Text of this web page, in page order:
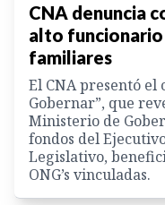
CNA denuncia
alto
familiares
El CNA presentó el
Gobernar”, que
Ministerio de
fondos del
Legislativo,
ONG’s vinculadas.